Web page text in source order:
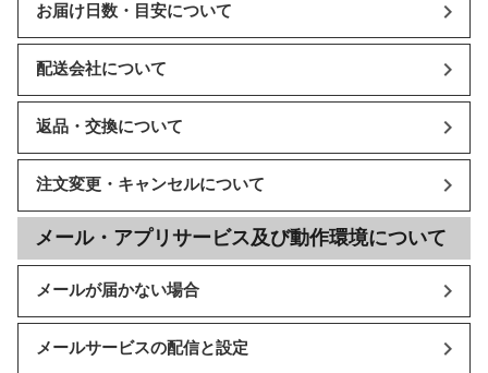
お届け日数・目安について
配送会社について
返品・交換について
注文変更・キャンセルについて
メール・アプリサービス及び動作環境について
メールが届かない場合
メールサービスの配信と設定